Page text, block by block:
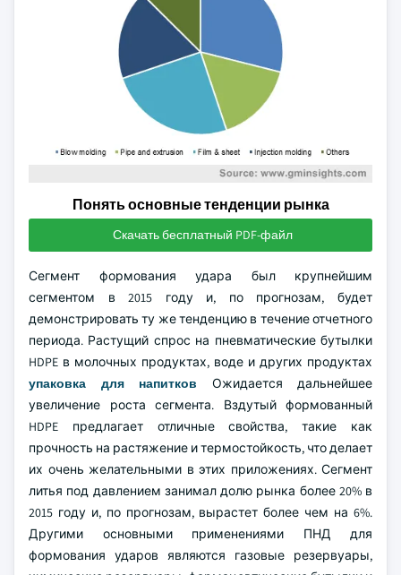
Понять основные тенденции рынка
Скачать бесплатный PDF-файл
Сегмент формования удара был крупнейшим
сегментом в 2015 году и, по прогнозам, будет
демонстрировать ту же тенденцию в течение отчетного
периода. Растущий спрос на пневматические бутылки
HDPE в молочных продуктах, воде и других продуктах
упаковка для напитков Ожидается дальнейшее
увеличение роста сегмента. Вздутый формованный
HDPE предлагает отличные свойства, такие как
прочность на растяжение и термостойкость, что делает
их очень желательными в этих приложениях. Сегмент
литья под давлением занимал долю рынка более 20% в
2015 году и, по прогнозам, вырастет более чем на 6%.
Другими основными применениями ПНД для
формования ударов являются газовые резервуары,